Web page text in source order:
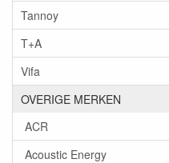
Tannoy
T+A
Vifa
OVERIGE MERKEN
ACR
Acoustic Energy